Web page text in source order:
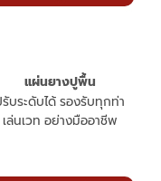
แผ่นยางปูพื้น
ปรับระดับได้ รองรับทุกท่า